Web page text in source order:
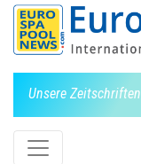
Unsere Zeitschriften